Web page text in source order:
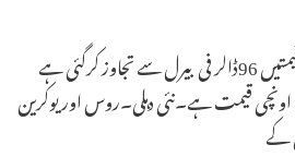
برینٹ انڈیکسٹ خام تیل کی قیمتیں 96ڈالر فی بیرل سے تجاوز کرگئی ہے
قیمت ہے۔نئی دہلی۔روس اور یوکرین
کے